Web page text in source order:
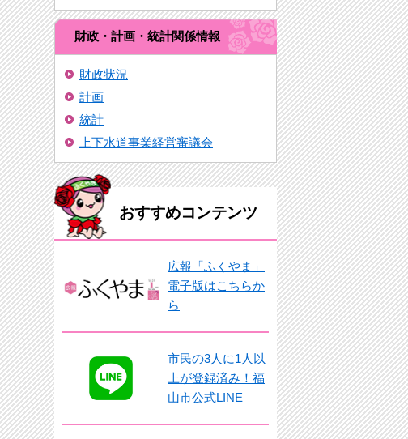
財政・計画・統計関係情報
財政状況
計画
統計
上下水道事業経営審議会
おすすめコンテンツ
広報「ふくやま」
電子版はこちらか
ら
市民の3人に1人以
上が登録済み！福
山市公式LINE